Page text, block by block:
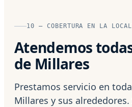
10 — COBERTURA EN LA
Atendemos
de Millares
Prestamos servicio en
Millares y sus